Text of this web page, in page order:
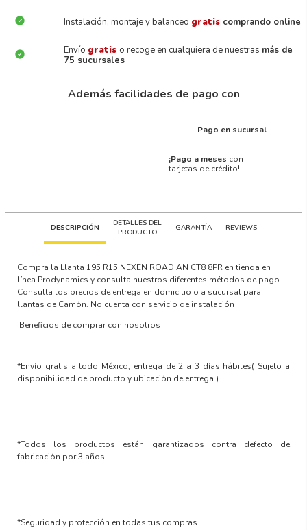
Instalación, montaje y balanceo gratis comprando online
Envío gratis o recoge en cualquiera de nuestras más de
75 sucursales
Además facilidades de pago con
Pago en sucursal
¡Pago a meses con
tarjetas de crédito!
DESCRIPCIÓN
DETALLES DEL
PRODUCTO
GARANTÍA REVIEWS
Compra la Llanta 195 R15 NEXEN ROADIAN CT8 8PR en tienda en
línea Prodynamics y consulta nuestros diferentes métodos de pago.
Consulta los precios de entrega en domicilio o a sucursal para
llantas de Camón. No cuenta con servicio de instalación
Beneficios de comprar con nosotros
*Envío gratis a todo México, entrega de 2 a 3 días hábiles( Sujeto a
disponibilidad de producto y ubicación de entrega )
*Todos los productos están garantizados contra defecto de
fabricación por 3 años
*Seguridad y protección en todas tus compras